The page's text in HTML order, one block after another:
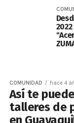
COMUNIDAD hace 4
Así te
talleres de
en